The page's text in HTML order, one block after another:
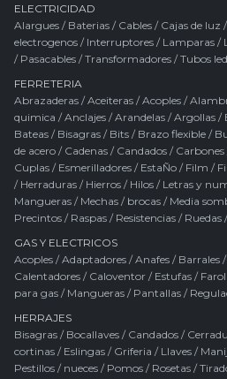
ELECTRICIDAD
Alargues / Baterias / Cables / Cajas de luz /
electrogenos / Interruptores / Lamparas /
/ Pasacables /Transformadores /Tubos led
FERRETERIA
Abrazaderas /Aceiteras /Acoples /
quimica /Anclajes /Arandelas /Argollas /
Bateas / Bisagras / Bits / Brazo flexible /
de acero / Cadenas / Candados / Carbones
Cuplas / Esmerilladores / EstaÑo / Film /
/ Herraduras / Hierros / Hilos / Letras y
Mangueras / Mechas / brocas / Media
Precintos / Raspas / Resistencias / Ruedas
GAS Y ELECTRICOS
Acoples /Adaptadores /Anafes / Barrales /
Calentadores / Caloventor / Estufas / Farol
para gas / Mangueras / Pantallas /
HERRAJES
Bisagras / Bocallaves / Candados /
cortinas / Eslingas / Griferia / Llaves /
Pestillos / nueces / Pomos / Rosetas /